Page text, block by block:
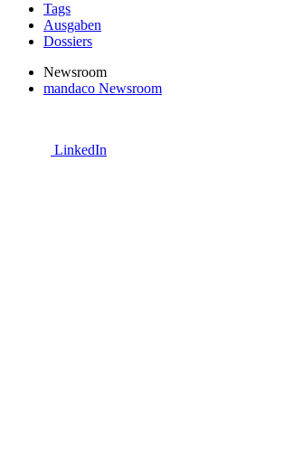
Tags
Ausgaben
Dossiers
Newsroom
mandaco Newsroom
LinkedIn